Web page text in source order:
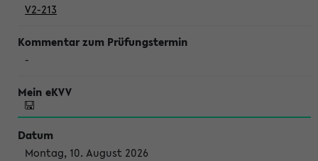
V2-213
-
Montag, 10. August 2026